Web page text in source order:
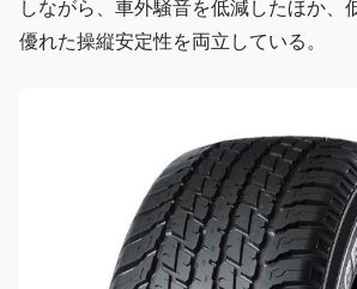
しながら、車外騒音を低減したほか、
優れた操縦安定性を両立している。